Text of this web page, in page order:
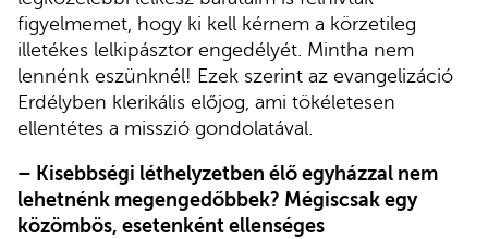
figyelmemet, hogy ki kell kérnem a körzetileg
illetékes lelkipásztor engedélyét. Mintha nem
lennénk eszünknél! Ezek szerint az evangelizáció
Erdélyben klerikális előjog, ami tökéletesen
ellentétes a misszió gondolatával.
– Kisebbségi léthelyzetben élő egyházzal nem
lehetnénk megengedőbbek? Mégiscsak egy
közömbös, esetenként ellenséges